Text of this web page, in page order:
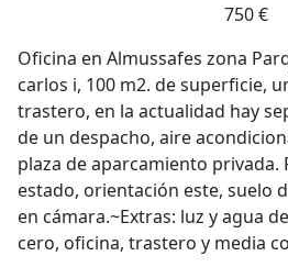
750 €
Oficina en Almussafes zona
carlos i, 100 m2. de superficie,
trastero, en la actualidad hay
de un despacho, aire
plaza de aparcamiento privada.
estado, orientación este, suelo
en cámara.~Extras: luz y agua
cero, oficina, trastero y media